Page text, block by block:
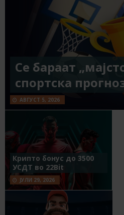
Се бараат
спортска
АВГУСТ 5, 2026
Крипто бонус до 3500
УСДТ во 22Bit
ЈУЛИ 29, 2026